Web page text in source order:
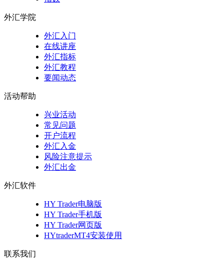
外汇学院
外汇入门
在线讲座
外汇指标
外汇教程
要闻动态
活动帮助
兴业活动
常见问题
开户流程
外汇入金
风险注意提示
外汇出金
外汇软件
HY Trader电脑版
HY Trader手机版
HY Trader网页版
HYtraderMT4安装使用
联系我们